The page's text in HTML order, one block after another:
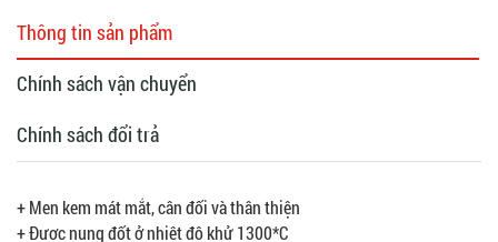
Thông tin sản phẩm
Chính sách vận chuyển
Chính sách đổi trả
+ Men kem mát mắt, cân đối và thân thiện
+ Được nung đốt ở nhiệt độ khử 1300*C